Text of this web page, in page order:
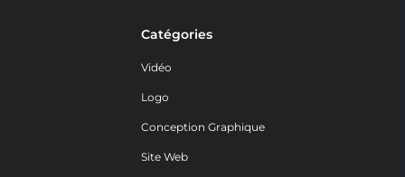
Catégories
Vidéo
Logo
Conception Graphique
Site Web